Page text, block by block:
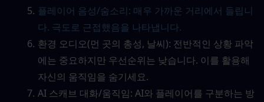
플레이어 음성/숨소리: 매우 가까운 거리에서 들립니
다. 극도로 근접했음을 나타냅니다.
환경 오디오(먼 곳의 총성, 날씨): 전반적인 상황 파악
에는 중요하지만 우선순위는 낮습니다. 이를 활용해
자신의 움직임을 숨기세요.
AI 스캐브 대화/움직임: AI와 플레이어를 구분하는 방